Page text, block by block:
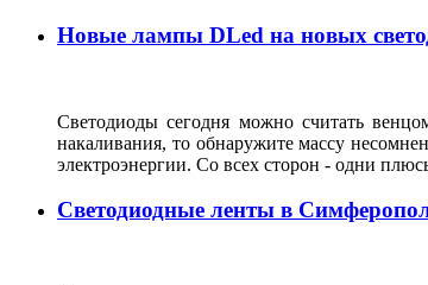
Новые лампы DLed на новых
Светодиоды сегодня можно считать
накаливания, то обнаружите массу
электроэнергии. Со всех сторон - одни
Светодиодные ленты в